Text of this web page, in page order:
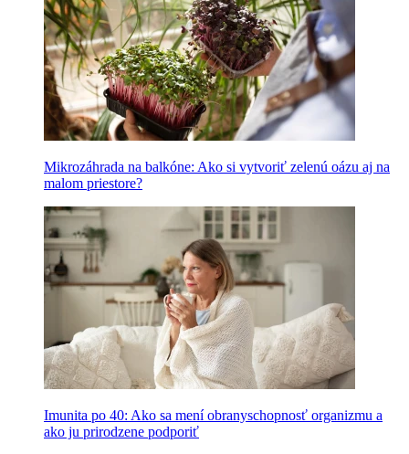
Mikrozáhrada na balkóne: Ako si vytvoriť zelenú oázu aj na
malom priestore?
Imunita po 40: Ako sa mení obranyschopnosť organizmu a
ako ju prirodzene podporiť